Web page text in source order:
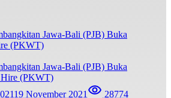
Jawa-Bali (PJB) Buka
Hire (PKWT)
19 November 2021 28774